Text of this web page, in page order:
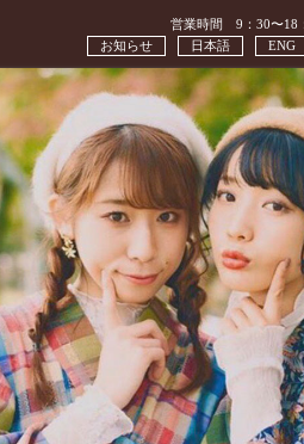
営業時間 9：30〜
ENG
日本語
お知らせ